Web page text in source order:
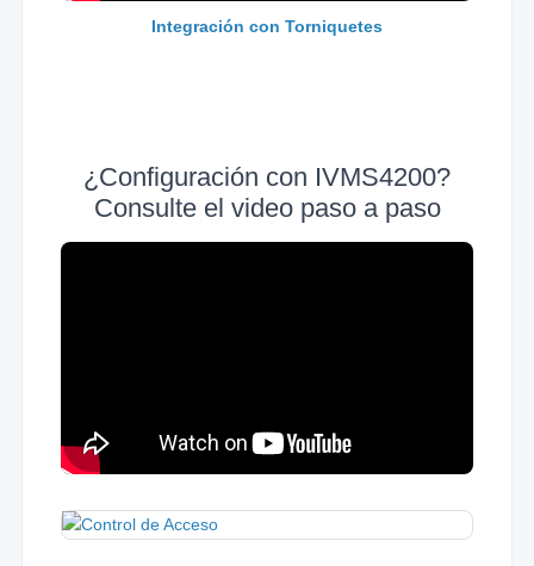
Integración con Torniquetes
¿Configuración con IVMS4200?
Consulte el video paso a paso